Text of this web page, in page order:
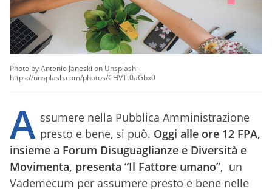
Photo by Antonio Janeski on Unsplash -
https://unsplash.com/photos/CHVTt0aGbx0
A ssumere nella Pubblica Amministrazione
presto e bene, si può. Oggi alle ore 12 FPA,
insieme a Forum Disuguaglianze e Diversità e
Movimenta, presenta “Il Fattore umano”, un
Vademecum per assumere presto e bene nelle